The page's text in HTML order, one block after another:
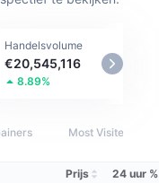
Handelsvolume
€20,545,116
8.89%
Most Visited
Prijs 24 uur %